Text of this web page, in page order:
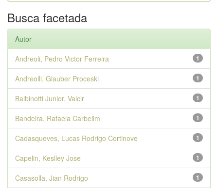
Busca facetada
Autor
1
Andreoli, Pedro Victor Ferreira
1
Andreolli, Glauber Proceski
1
Balbinotti Junior, Valcir
1
Bandeira, Rafaela Carbelim
1
Cadasqueves, Lucas Rodrigo Cortinove
1
Capelin, Keslley Jose
1
Casasolla, Jian Rodrigo